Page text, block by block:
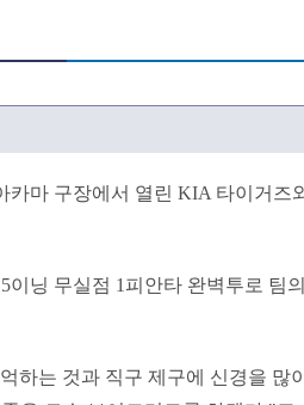
카마 구장에서 열린 KIA 타이거즈
이닝 무실점 1피안타 완벽투로 팀
하는 것과 직구 제구에 신경을 많